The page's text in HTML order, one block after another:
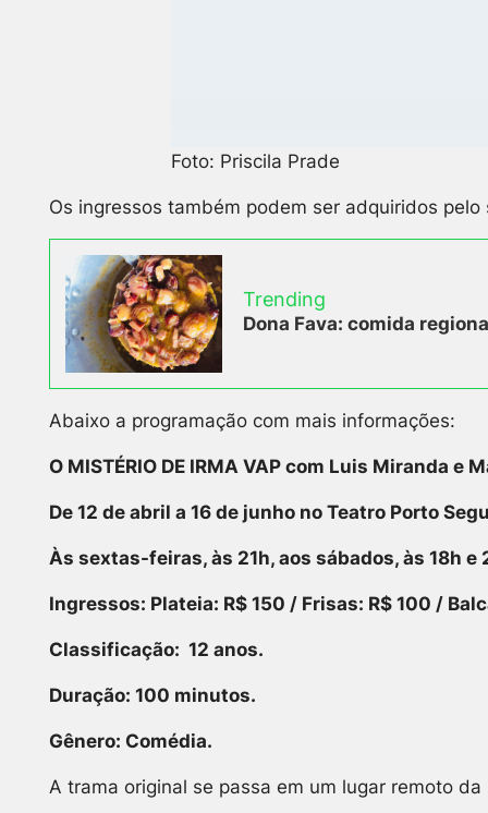
Foto: Priscila Prade
Os ingressos também podem ser adquiridos
Trending
Dona Fava: comida
Abaixo a programação com mais informações:
O MISTÉRIO DE IRMA VAP com Luis Miranda e
De 12 de abril a 16 de junho no Teatro Porto
Às sextas-feiras, às 21h, aos sábados, às 18h e
Ingressos: Plateia: R$ 150 / Frisas: R$ 100 /
Classificação: 12 anos.
Duração: 100 minutos.
Gênero: Comédia.
A trama original se passa em um lugar remoto